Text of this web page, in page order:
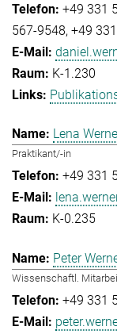
+49 331
567-9548 +49
K-1.230
Lena
Praktikant/-in
+49 331
K-0.235
Peter
Wissenschaftl.
+49 331